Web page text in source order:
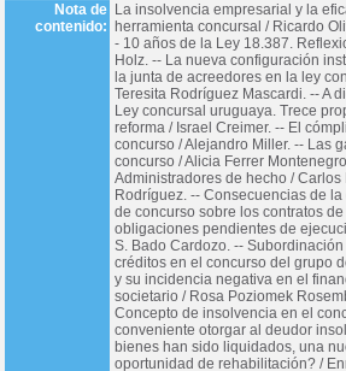
Nota de
contenido:
La insolvencia empresarial y la
herramienta concursal / Ricardo
- 10 años de la Ley 18.387.
Holz. -- La nueva configuración
la junta de acreedores en la ley
Teresita Rodríguez Mascardi. -- A
Ley concursal uruguaya. Trece
reforma / Israel Creimer. -- El
concurso / Alejandro Miller. -- Las
concurso / Alicia Ferrer
Administradores de hecho / Carlos
Rodríguez. -- Consecuencias de
de concurso sobre los contratos
obligaciones pendientes de
S. Bado Cardozo. --
créditos en el concurso del grupo
y su incidencia negativa en el
societario / Rosa Poziomek
Concepto de insolvencia en el
conveniente otorgar al deudor
bienes han sido liquidados, una
oportunidad de rehabilitación? /